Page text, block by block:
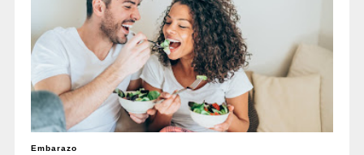
Embarazo